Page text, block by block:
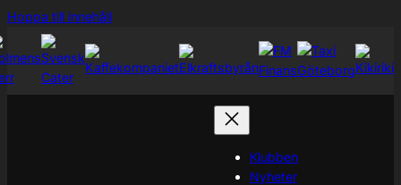
Hoppa till innehållHoppa
Klubben
Nyheter